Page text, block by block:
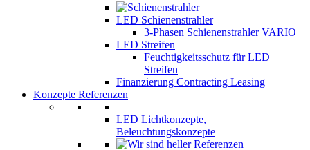
LED Schienenstrahler
3-Phasen Schienenstrahler VARIO
LED Streifen
Feuchtigkeitsschutz für LED
Streifen
Finanzierung Contracting Leasing
Konzepte Referenzen
LED Lichtkonzepte,
Beleuchtungskonzepte